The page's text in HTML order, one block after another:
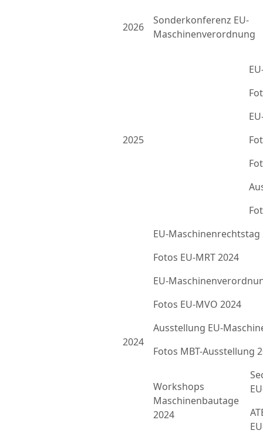
2026
Sonderkonferenz EU-
Maschinenverordnung
2025
2024
EU-Maschinenrechtstag
Fotos EU-MRT 2024
EU-
Fotos EU-MVO 2024
Ausstellung EU-
Fotos MBT-Ausstellung
Workshops
Maschinenbautage
2024